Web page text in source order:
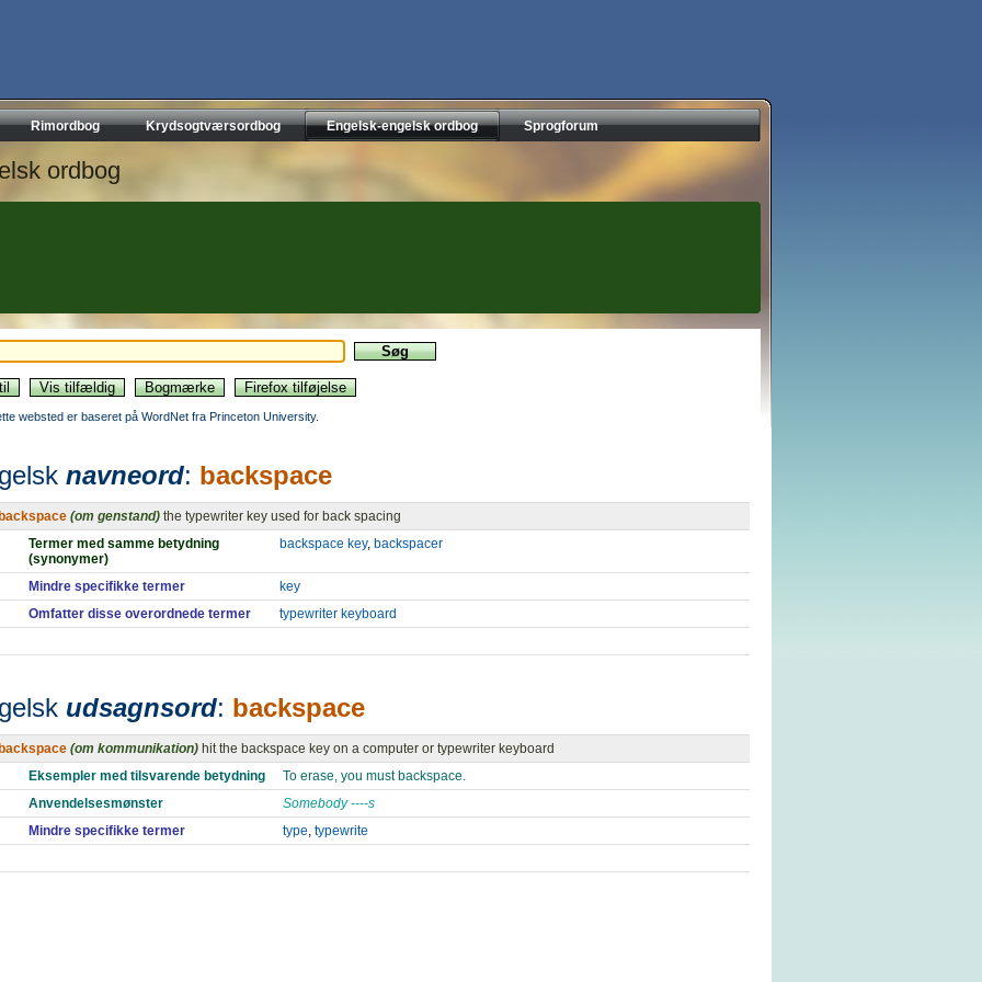
Rimordbog Krydsogtværsordbog Engelsk-engelsk ordbog Sprogforum
ordbog
websted er baseret på WordNet fra Princeton University.
navneord: backspace
backspace (om genstand) the typewriter key used for back spacing
Termer med samme betydning
(synonymer)
backspace key, backspacer
Mindre specifikke termer
key
Omfatter disse overordnede termer
typewriter keyboard
udsagnsord: backspace
backspace (om kommunikation) hit the backspace key on a computer or typewriter keyboard
Eksempler med tilsvarende betydning
To erase, you must backspace.
Anvendelsesmønster
Somebody ----s
Mindre specifikke termer
type, typewrite